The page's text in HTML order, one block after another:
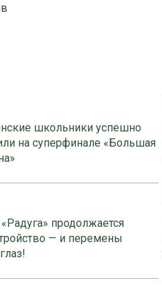
школьники успешно
на суперфинале «Большая
продолжается
— и перемены